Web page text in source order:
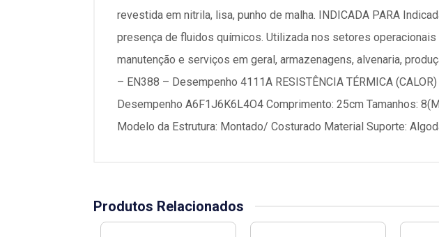
revestida em nitrila, lisa, punho de malha. INDICADA PARA
presença de fluidos químicos. Utilizada nos setores
manutenção e serviços em geral, armazenagens, alvenaria,
– EN388 – Desempenho 4111A RESISTÊNCIA TÉRMICA
Desempenho A6F1J6K6L4O4 Comprimento: 25cm Tamanhos:
Modelo da Estrutura: Montado/ Costurado Material Suporte:
Produtos Relacionados